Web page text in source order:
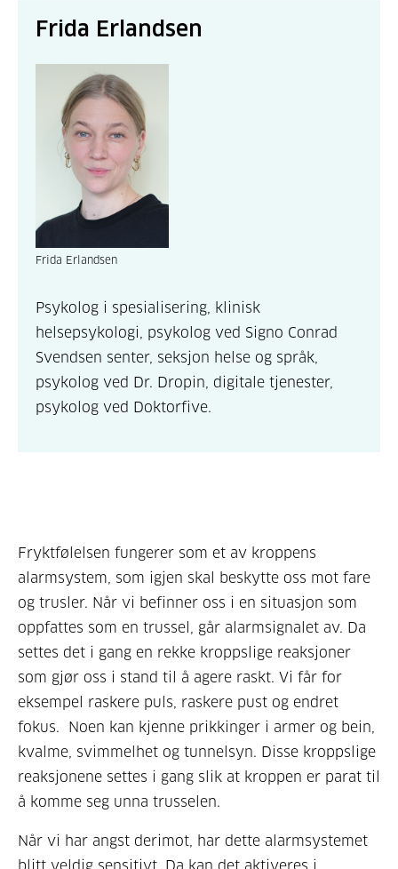
Frida Erlandsen
Frida Erlandsen
Psykolog i spesialisering, klinisk
helsepsykologi, psykolog ved Signo Conrad
Svendsen senter, seksjon helse og språk,
psykolog ved Dr. Dropin, digitale tjenester,
psykolog ved Doktorfive.
Fryktfølelsen fungerer som et av kroppens
alarmsystem, som igjen skal beskytte oss mot fare
og trusler. Når vi befinner oss i en situasjon som
oppfattes som en trussel, går alarmsignalet av. Da
settes det i gang en rekke kroppslige reaksjoner
som gjør oss i stand til å agere raskt. Vi får for
eksempel raskere puls, raskere pust og endret
fokus. Noen kan kjenne prikkinger i armer og bein,
kvalme, svimmelhet og tunnelsyn. Disse kroppslige
reaksjonene settes i gang slik at kroppen er parat til
å komme seg unna trusselen.
Når vi har angst derimot, har dette alarmsystemet